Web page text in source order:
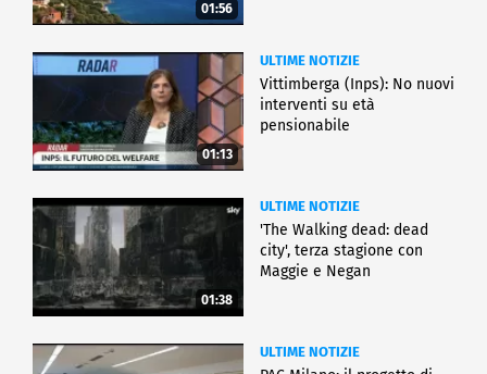
01:56
01:13
ULTIME NOTIZIE
Vittimberga (Inps): No nuovi
interventi su età
pensionabile
01:38
ULTIME NOTIZIE
'The Walking dead: dead
city', terza stagione con
Maggie e Negan
ULTIME NOTIZIE